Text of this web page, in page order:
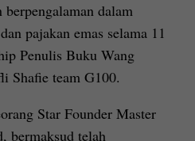
dalam
pajakan emas selama 11
Penulis Buku Wang
Shafie team G100.
Star Founder Master
bermaksud telah